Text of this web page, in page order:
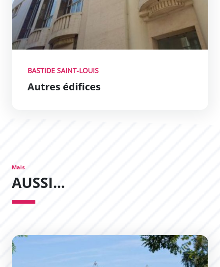
BASTIDE SAINT-LOUIS
Autres édifices
Mais
AUSSI...
Pont Vieux